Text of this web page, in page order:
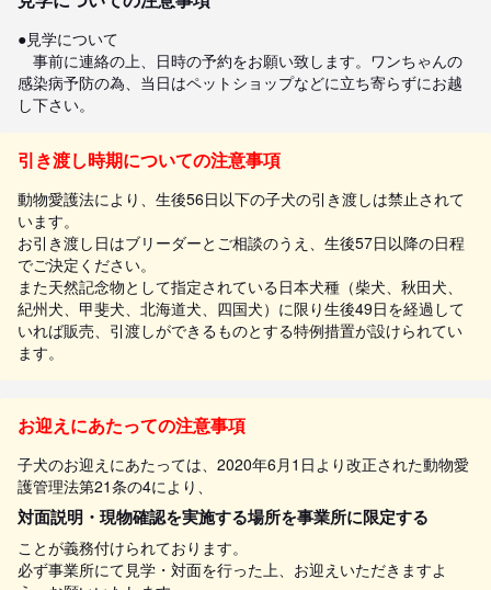
●見学について
事前に連絡の上、日時の予約をお願い致します。ワンちゃんの
感染病予防の為、当日はペットショップなどに立ち寄らずにお越
し下さい。
引き渡し時期についての注意事項
動物愛護法により、生後56日以下の子犬の引き渡しは禁止されて
います。
お引き渡し日はブリーダーとご相談のうえ、生後57日以降の日程
でご決定ください。
また天然記念物として指定されている日本犬種（柴犬、秋田犬、
紀州犬、甲斐犬、北海道犬、四国犬）に限り生後49日を経過して
いれば販売、引渡しができるものとする特例措置が設けられてい
ます。
お迎えにあたっての注意事項
子犬のお迎えにあたっては、2020年6月1日より改正された動物愛
護管理法第21条の4により、
対面説明・現物確認を実施する場所を事業所に限定する
ことが義務付けられております。
必ず事業所にて見学・対面を行った上、お迎えいただきますよ